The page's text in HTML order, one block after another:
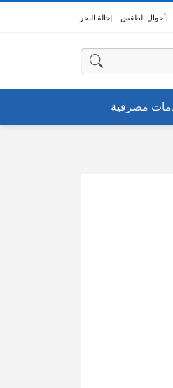
أحوال الطقس حالة البحر
مصرفية